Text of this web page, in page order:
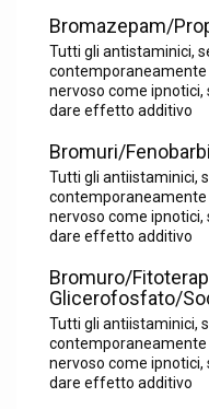
Bromazepam/
Tutti gli antistaminici,
nervoso come ipnotici,
dare effetto additivo
Bromuri/
Tutti gli antiistaminici,
nervoso come ipnotici,
dare effetto additivo
Bromuro/
Glicerofosfato/
Tutti gli antiistaminici,
nervoso come ipnotici,
dare effetto additivo